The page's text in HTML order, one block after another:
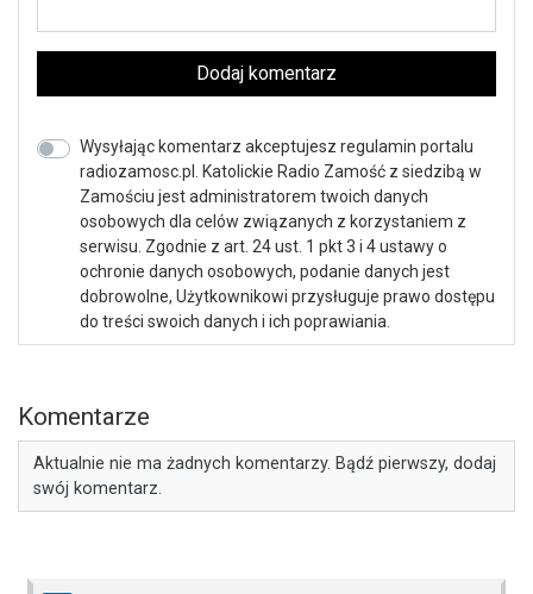
Dodaj komentarz
Wysyłając komentarz akceptujesz regulamin portalu
radiozamosc.pl. Katolickie Radio Zamość z siedzibą w
Zamościu jest administratorem twoich danych
osobowych dla celów związanych z korzystaniem z
serwisu. Zgodnie z art. 24 ust. 1 pkt 3 i 4 ustawy o
ochronie danych osobowych, podanie danych jest
dobrowolne, Użytkownikowi przysługuje prawo dostępu
do treści swoich danych i ich poprawiania.
Komentarze
Aktualnie nie ma żadnych komentarzy. Bądź pierwszy, dodaj
swój komentarz.